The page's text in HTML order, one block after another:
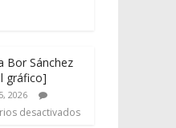
Bor Sánchez
gráfico]
2026
desactivados